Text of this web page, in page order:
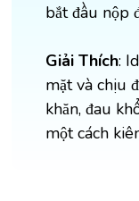
bắt đầu nộp
Giải Thích:
mặt và chịu
khăn, đau
một cách